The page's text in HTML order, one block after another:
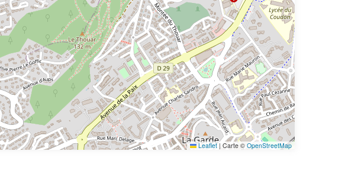
Leaflet | Carte © OpenStreetMap